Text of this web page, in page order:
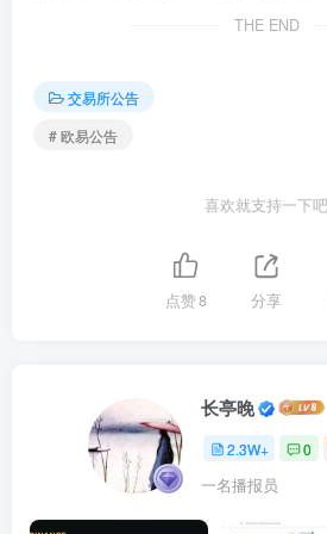
THE END
交易所公告
# 欧易公告
喜欢就支持一下吧
点赞8 分享
长亭晚
2.3W+ 0
一名播报员